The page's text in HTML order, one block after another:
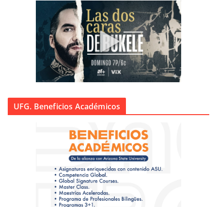
UFG. Beneficios Académicos